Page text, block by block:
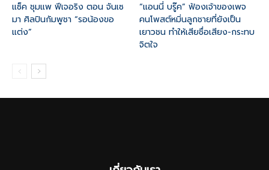
แซ็ค ชุมแพ ฟีเจอริง ตอน จันเซ
มา ศิลปินกัมพูชา “รอน้องขอ
แต่ง”
“แอนนี่ บรู๊ค” ฟ้องเจ้าของเพจ
คนโพสต์หมิ่นลูกชายที่ยังเป็น
เยาวชน ทำให้เสียชื่อเสียง-กระทบ
จิตใจ